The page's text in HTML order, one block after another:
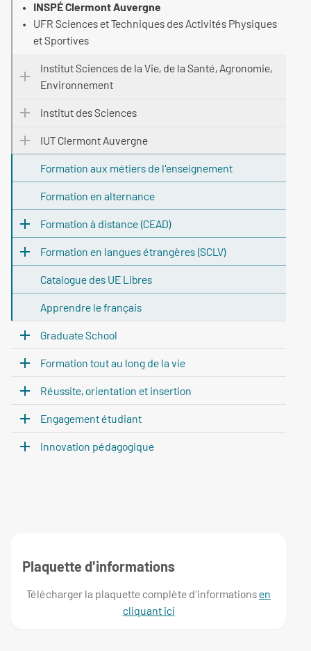
INSPÉ Clermont Auvergne
UFR Sciences et Techniques des Activités Physiques
et Sportives
Institut Sciences de la Vie, de la Santé, Agronomie,
Environnement
Institut des Sciences
IUT Clermont Auvergne
Formation aux métiers de l'enseignement
Formation en alternance
Formation à distance (CEAD)
Formation en langues étrangères (SCLV)
Catalogue des UE Libres
Apprendre le français
Graduate School
Formation tout au long de la vie
Réussite, orientation et insertion
Engagement étudiant
Innovation pédagogique
Plaquette d'informations
Télécharger la plaquette complète d'informationsen
cliquant ici